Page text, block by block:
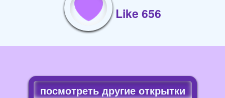
Like 656
посмотреть другие открытки